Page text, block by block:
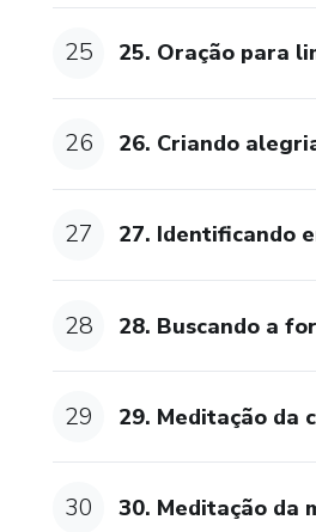
25 25. Oração para
26 26. Criando
27 27. Identificando
28 28. Buscando a
29 29. Meditação da
30 30. Meditação da